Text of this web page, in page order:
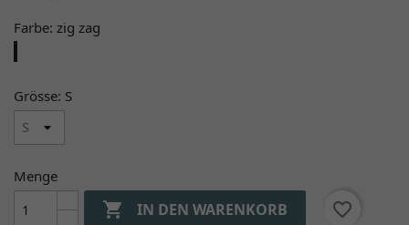
Farbe: zig zag
Grösse: S
Menge
 IN DEN WARENKORB
favorite_border